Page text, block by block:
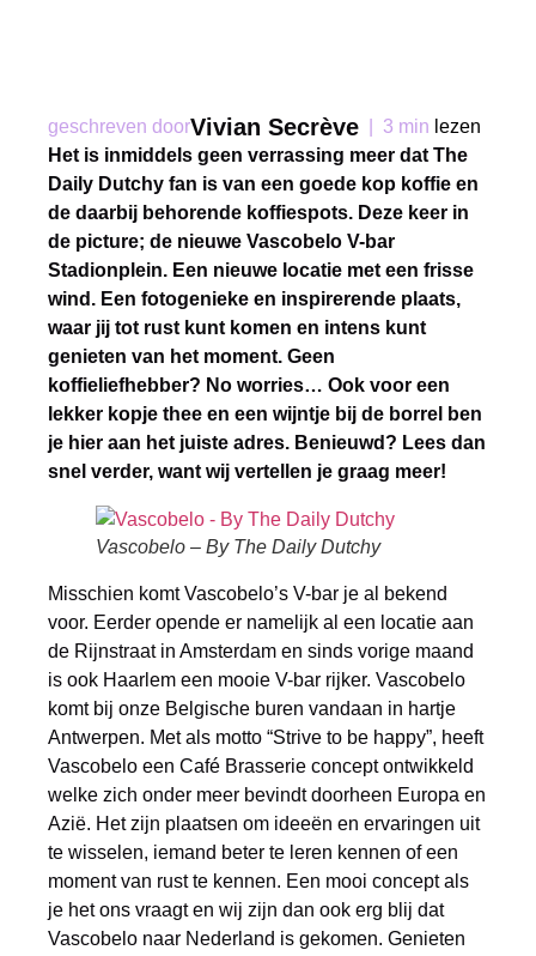
geschreven doorVivian Secrève 3 min lezen
Het is inmiddels geen verrassing meer dat The
Daily Dutchy fan is van een goede kop koffie en
de daarbij behorende koffiespots. Deze keer in
de picture; de nieuwe Vascobelo V-bar
Stadionplein. Een nieuwe locatie met een frisse
wind. Een fotogenieke en inspirerende plaats,
waar jij tot rust kunt komen en intens kunt
genieten van het moment. Geen
koffieliefhebber? No worries… Ook voor een
lekker kopje thee en een wijntje bij de borrel ben
je hier aan het juiste adres. Benieuwd? Lees dan
snel verder, want wij vertellen je graag meer!
Vascobelo – By The Daily Dutchy
Misschien komt Vascobelo’s V-bar je al bekend
voor. Eerder opende er namelijk al een locatie aan
de Rijnstraat in Amsterdam en sinds vorige maand
is ook Haarlem een mooie V-bar rijker. Vascobelo
komt bij onze Belgische buren vandaan in hartje
Antwerpen. Met als motto “Strive to be happy”, heeft
Vascobelo een Café Brasserie concept ontwikkeld
welke zich onder meer bevindt doorheen Europa en
Azië. Het zijn plaatsen om ideeën en ervaringen uit
te wisselen, iemand beter te leren kennen of een
moment van rust te kennen. Een mooi concept als
je het ons vraagt en wij zijn dan ook erg blij dat
Vascobelo naar Nederland is gekomen. Genieten